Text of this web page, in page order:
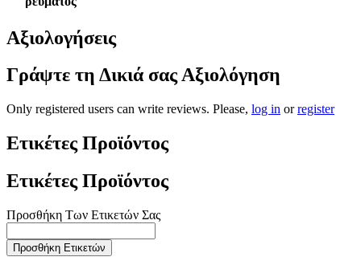
Αξιολογήσεις
Γράψτε τη Δικιά σας Αξιολόγηση
Only registered users can write reviews. Please, log in orregister
Ετικέτες Προϊόντος
Ετικέτες Προϊόντος
Προσθήκη Των Ετικετών Σας
Προσθήκη Ετικετών